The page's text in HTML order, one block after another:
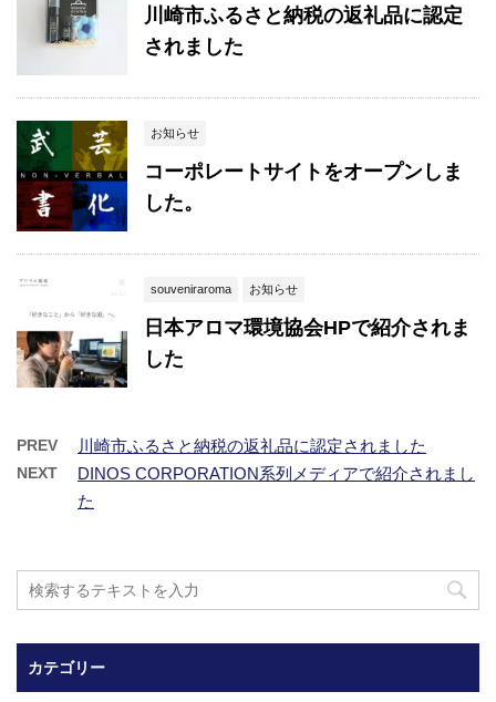
川崎市ふるさと納税の返礼品に認定
されました
お知らせ
コーポレートサイトをオープンしま
した。
souveniraroma お知らせ
日本アロマ環境協会HPで紹介されま
した
PREV 川崎市ふるさと納税の返礼品に認定されました
NEXT
DINOS CORPORATION系列メディアで紹介されまし
た
カテゴリー